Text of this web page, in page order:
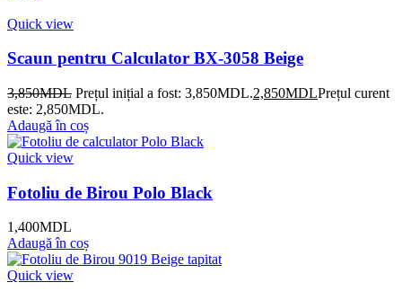
Quick view
Scaun pentru Calculator BX-3058 Beige
3,850MDL Prețul inițial a fost: 3,850MDL.2,850MDLPrețul curent
este: 2,850MDL.
Adaugă în coș
Quick view
Fotoliu de Birou Polo Black
1,400MDL
Adaugă în coș
Quick view